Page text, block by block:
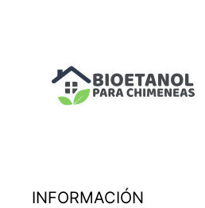
INFORMACIÓN